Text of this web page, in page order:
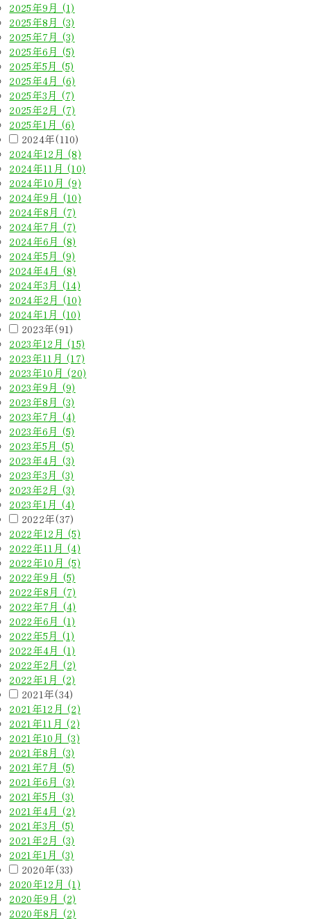
2025年9月 (1)
2025年8月 (3)
2025年7月 (3)
2025年6月 (5)
2025年5月 (5)
2025年4月 (6)
2025年3月 (7)
2025年2月 (7)
2025年1月 (6)
2024年(110)
2024年12月 (8)
2024年11月 (10)
2024年10月 (9)
2024年9月 (10)
2024年8月 (7)
2024年7月 (7)
2024年6月 (8)
2024年5月 (9)
2024年4月 (8)
2024年3月 (14)
2024年2月 (10)
2024年1月 (10)
2023年(91)
2023年12月 (15)
2023年11月 (17)
2023年10月 (20)
2023年9月 (9)
2023年8月 (3)
2023年7月 (4)
2023年6月 (5)
2023年5月 (5)
2023年4月 (3)
2023年3月 (3)
2023年2月 (3)
2023年1月 (4)
2022年(37)
2022年12月 (5)
2022年11月 (4)
2022年10月 (5)
2022年9月 (5)
2022年8月 (7)
2022年7月 (4)
2022年6月 (1)
2022年5月 (1)
2022年4月 (1)
2022年2月 (2)
2022年1月 (2)
2021年(34)
2021年12月 (2)
2021年11月 (2)
2021年10月 (3)
2021年8月 (3)
2021年7月 (5)
2021年6月 (3)
2021年5月 (3)
2021年4月 (2)
2021年3月 (5)
2021年2月 (3)
2021年1月 (3)
2020年(33)
2020年12月 (1)
2020年9月 (2)
2020年8月 (2)